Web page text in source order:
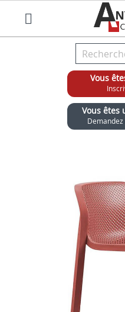
Vous
Vous êtes